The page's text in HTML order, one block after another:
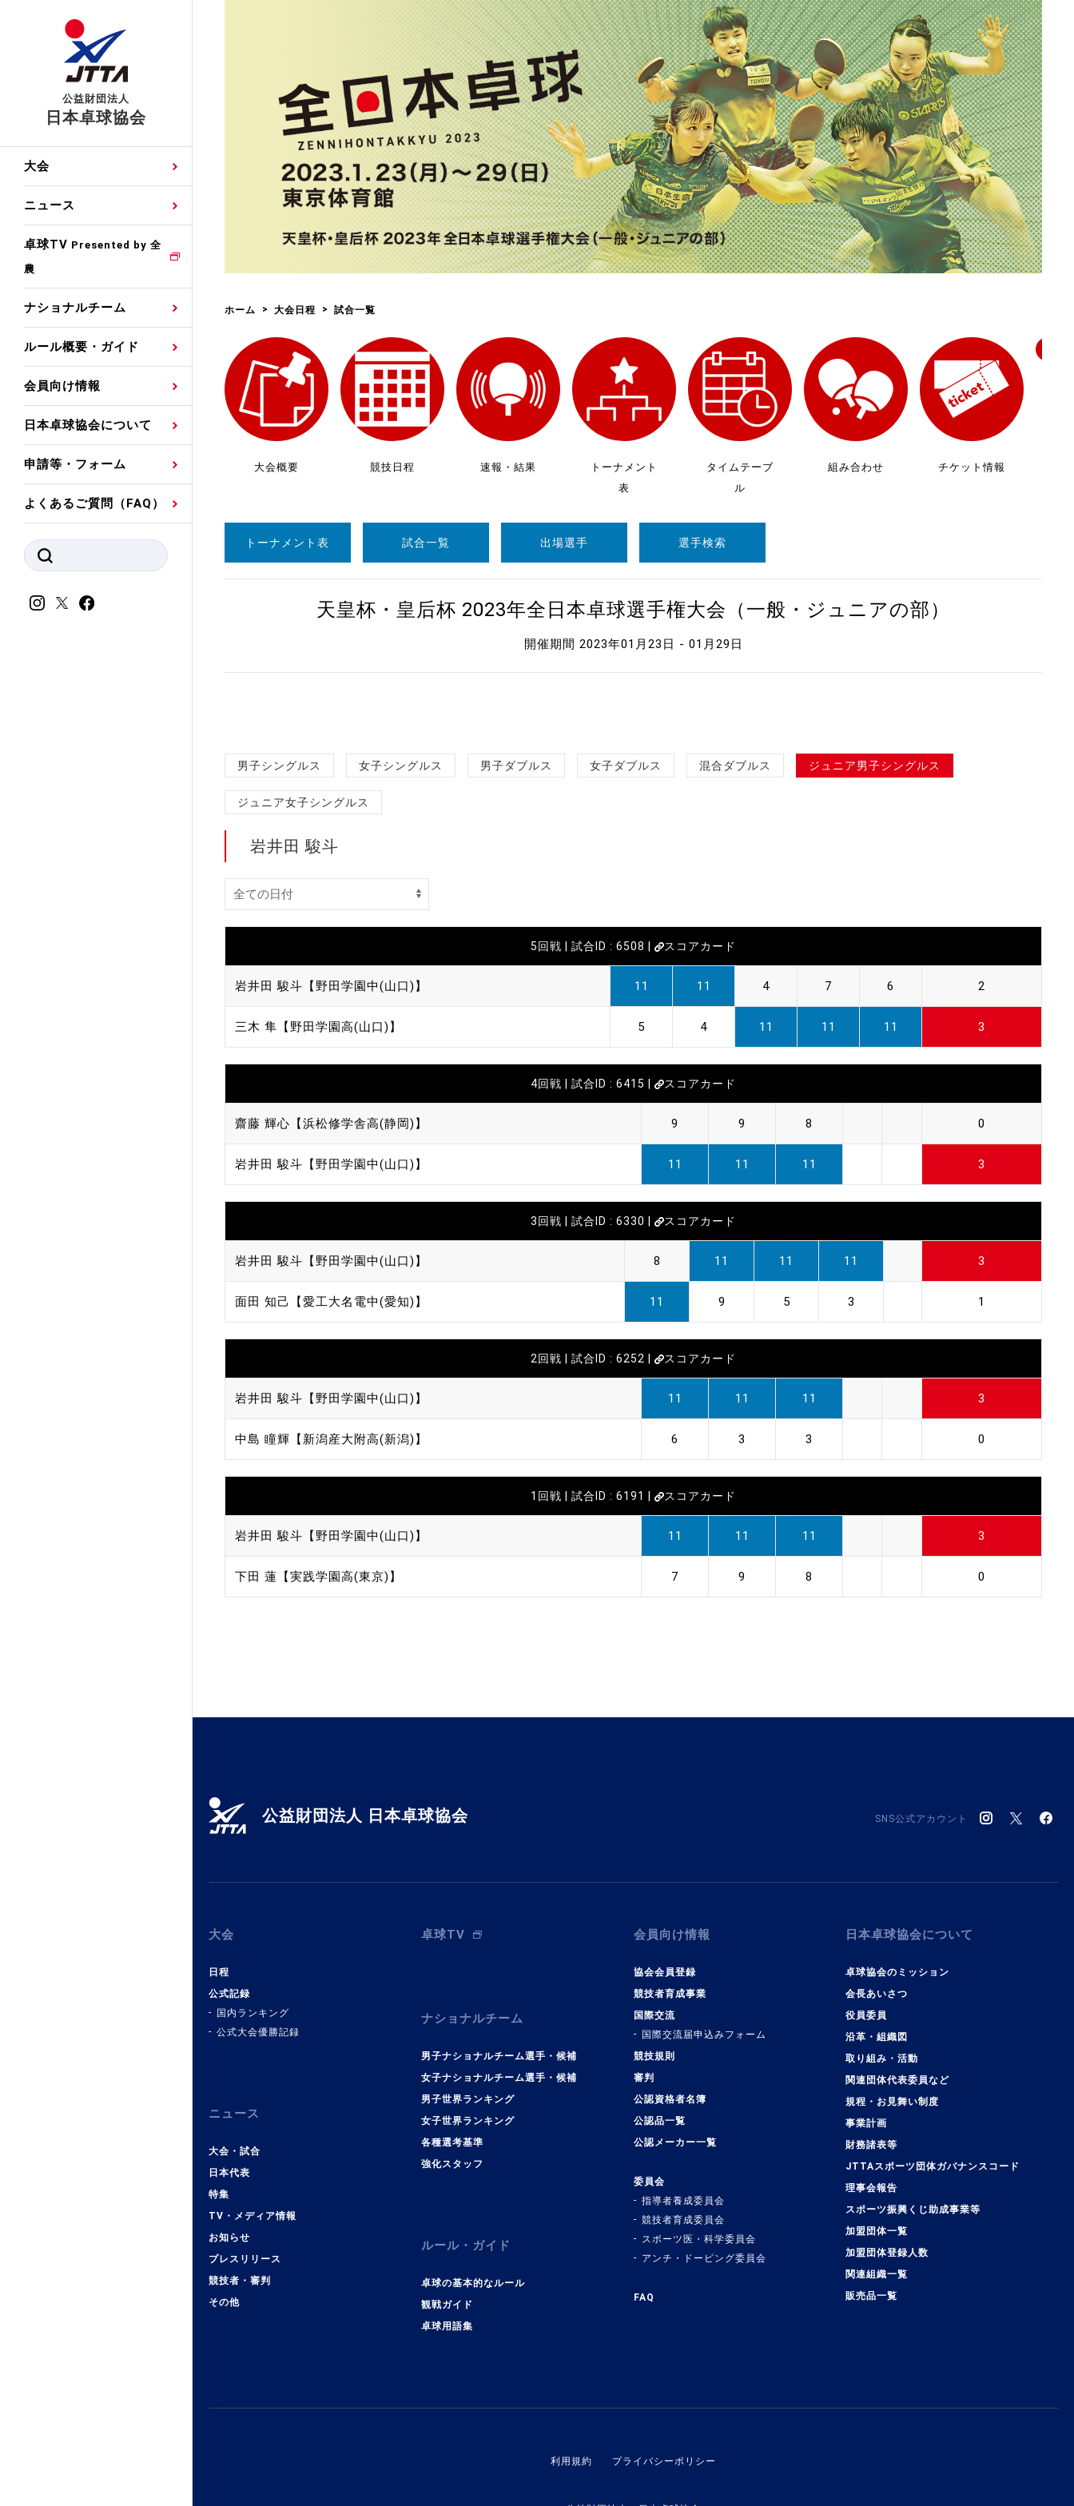
公益財団法人
日本卓球協会
大会
国内ランキング
ニュース
大会・試合
プレスリリース
競技者(パスウェイ)・審判
その他
卓球TV Presented by 全
農
ナショナルチーム
男子ナショナルチーム選
男子世界ランキング
女子世界ランキング
各種選考基準
強化スタッフ
ルール概要・ガイド
卓球の基本的なルール
観戦ガイド
会員向け情報
協会会員登録
ゼッケンについて
競技者育成事業
公認資格者名簿
公認品一覧
公認メーカー一覧
指導者養成委員会
スポーツ医・科学委員会
日本卓球協会について
卓球協会のミッション
会長あいさつ
関連団体代表委員など
規程・お見舞い制度
ハンドブックデータ
申請等・フォーム
国際交流届申込みフォーム
国際大会自主参加申請
競技ウエア広告申請
審判員ネームプレート制作
申込
よくあるご質問（FAQ）
ホーム 大会日程 試合一覧
大会概要 競技日程 速報・結果
トーナメント
表
タイムテーブ
ル
組み合わせ チケット情報
トーナメント表 試合一覧 出場選手 選手検索
天皇杯・皇后杯 2023年全日本卓球選手権大会（一般・ジュニアの部）
開催期間 2023年01月23日 - 01月29日
男子シングルス 女子シングルス 男子ダブルス 女子ダブルス 混合ダブルス ジュニア男子シングルス
ジュニア女子シングルス
岩井田 駿斗
5回戦 | 試合ID : 6508 | スコアカード
岩井田 駿斗【野田学園中(山口)】 11 11 4 7 6 2
三木 隼【野田学園高(山口)】 5 4 11 11 11 3
4回戦 | 試合ID : 6415 | スコアカード
齋藤 輝心【浜松修学舎高(静岡)】 9 9 8 0
岩井田 駿斗【野田学園中(山口)】 11 11 11 3
3回戦 | 試合ID : 6330 | スコアカード
岩井田 駿斗【野田学園中(山口)】 8 11 11 11 3
面田 知己【愛工大名電中(愛知)】 11 9 5 3 1
2回戦 | 試合ID : 6252 | スコアカード
岩井田 駿斗【野田学園中(山口)】 11 11 11 3
中島 瞳輝【新潟産大附高(新潟)】 6 3 3 0
1回戦 | 試合ID : 6191 | スコアカード
岩井田 駿斗【野田学園中(山口)】 11 11 11 3
下田 蓮【実践学園高(東京)】 7 9 8 0
公益財団法人 日本卓球協会 SNS公式アカウント
大会
日程
公式記録
国内ランキング
公式大会優勝記録
ニュース
大会・試合
日本代表
特集
TV・メディア情報
お知らせ
プレスリリース
競技者・審判
その他
卓球TV
ナショナルチーム
男子ナショナルチーム選手・候補
女子ナショナルチーム選手・候補
男子世界ランキング
女子世界ランキング
各種選考基準
強化スタッフ
ルール・ガイド
卓球の基本的なルール
観戦ガイド
卓球用語集
会員向け情報
協会会員登録
競技者育成事業
国際交流
国際交流届申込みフォーム
競技規則
審判
公認資格者名簿
公認品一覧
公認メーカー一覧
委員会
指導者養成委員会
競技者育成委員会
スポーツ医・科学委員会
アンチ・ドーピング委員会
FAQ
日本卓球協会について
卓球協会のミッション
会長あいさつ
役員委員
沿革・組織図
取り組み・活動
関連団体代表委員など
規程・お見舞い制度
事業計画
財務諸表等
JTTAスポーツ団体ガバナンスコード
理事会報告
スポーツ振興くじ助成事業等
加盟団体一覧
加盟団体登録人数
関連組織一覧
販売品一覧
利用規約 プライバシーポリシー